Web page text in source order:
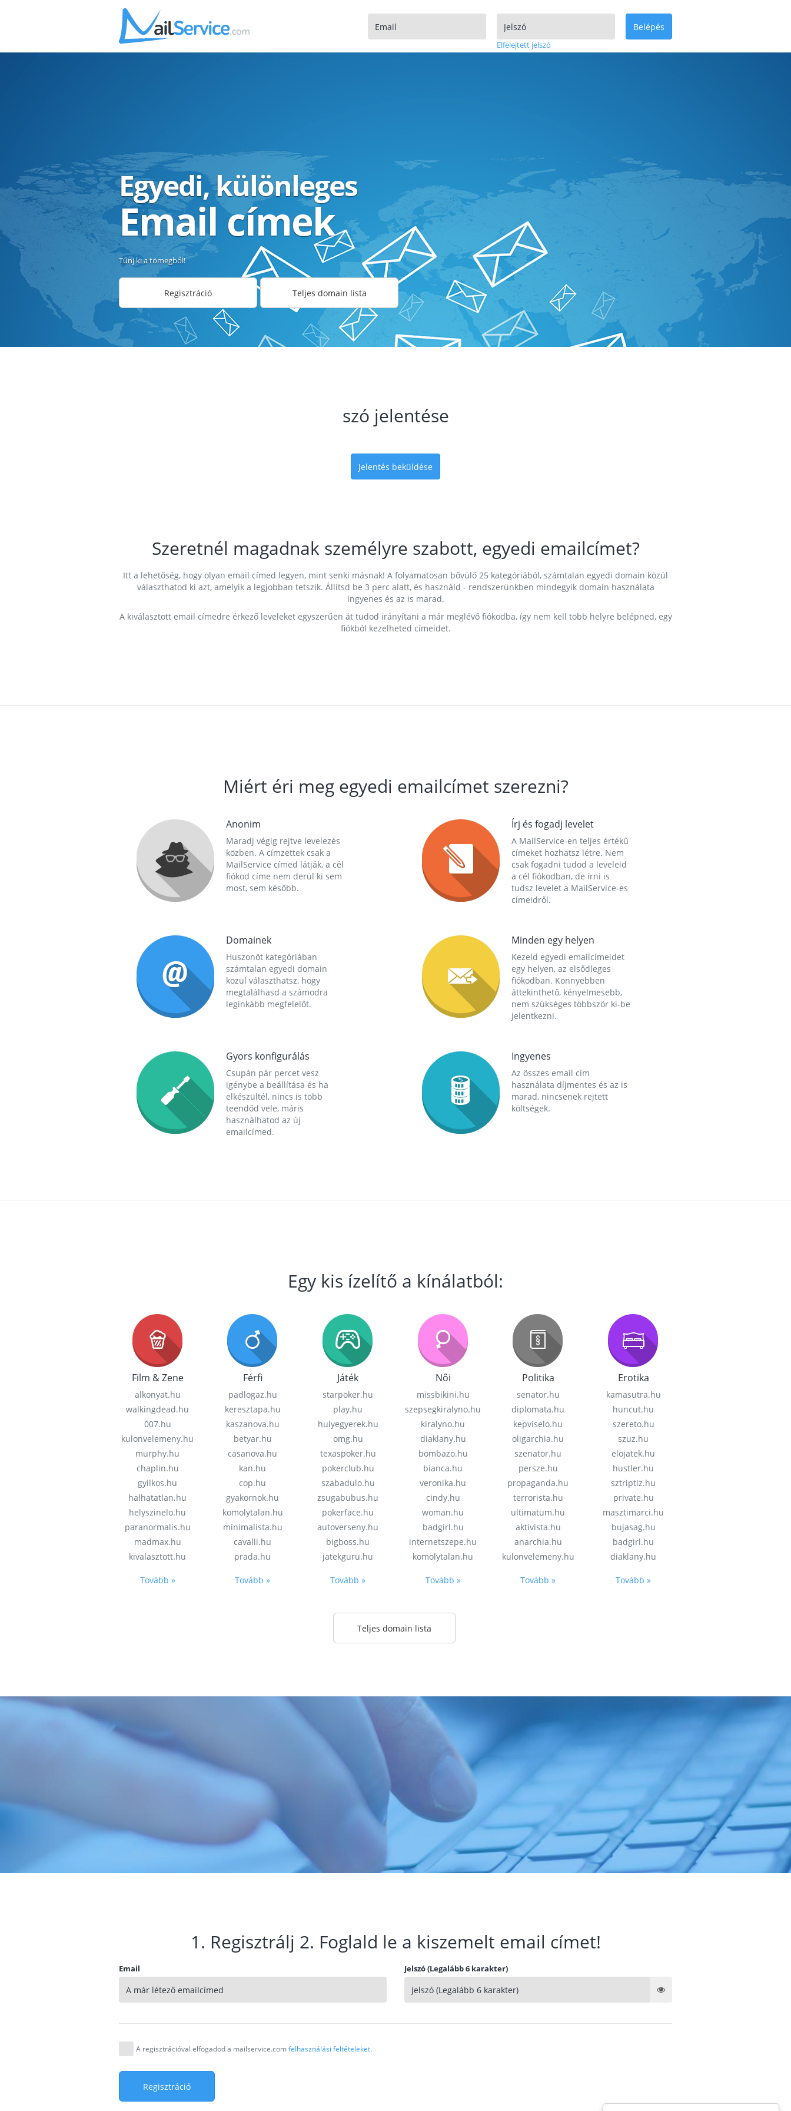
Elfelejtett jelszó
Belépés
Egyedi, különleges
Email címek
Tűnj ki a tömegből!
Regisztráció Teljes domain lista
szó jelentése
Jelentés beküldése
Szeretnél magadnak személyre szabott, egyedi emailcímet?
Itt a lehetőség, hogy olyan email címed legyen, mint senki másnak! A folyamatosan bővülő 25 kategóriából, számtalan egyedi domain közül
választhatod ki azt, amelyik a legjobban tetszik. Állítsd be 3 perc alatt, és használd - rendszerünkben mindegyik domain használata
ingyenes és az is marad.
A kiválasztott email címedre érkező leveleket egyszerűen át tudod irányítani a már meglévő fiókodba, így nem kell több helyre belépned, egy
fiókból kezelheted címeidet.
Miért éri meg egyedi emailcímet szerezni?
Anonim
Maradj végig rejtve levelezés
közben. A címzettek csak a
MailService címed látják, a cél
fiókod címe nem derül ki sem
most, sem később.
Írj és fogadj levelet
A MailService-en teljes értékű
címeket hozhatsz létre. Nem
csak fogadni tudod a leveleid
a cél fiókodban, de írni is
tudsz levelet a MailService-es
címeidről.
Domainek
Huszonöt kategóriában
számtalan egyedi domain
közül választhatsz, hogy
megtalálhasd a számodra
leginkább megfelelőt.
Minden egy helyen
Kezeld egyedi emailcímeidet
egy helyen, az elsődleges
fiókodban. Könnyebben
áttekinthető, kényelmesebb,
nem szükséges többször ki-be
jelentkezni.
Gyors konfigurálás
Csupán pár percet vesz
igénybe a beállítása és ha
elkészültél, nincs is több
teendőd vele, máris
használhatod az új
emailcímed.
Ingyenes
Az összes email cím
használata díjmentes és az is
marad, nincsenek rejtett
költségek.
Egy kis ízelítő a kínálatból:
Film & Zene
alkonyat.hu
walkingdead.hu
007.hu
kulonvelemeny.hu
murphy.hu
chaplin.hu
gyilkos.hu
halhatatlan.hu
helyszinelo.hu
paranormalis.hu
madmax.hu
kivalasztott.hu
Tovább »
Férfi
padlogaz.hu
keresztapa.hu
kaszanova.hu
betyar.hu
casanova.hu
kan.hu
cop.hu
gyakornok.hu
komolytalan.hu
minimalista.hu
cavalli.hu
prada.hu
Tovább »
Játék
starpoker.hu
play.hu
hulyegyerek.hu
omg.hu
texaspoker.hu
pokerclub.hu
szabadulo.hu
zsugabubus.hu
pokerface.hu
autoverseny.hu
bigboss.hu
jatekguru.hu
Tovább »
Női
missbikini.hu
szepsegkiralyno.hu
kiralyno.hu
diaklany.hu
bombazo.hu
bianca.hu
veronika.hu
cindy.hu
woman.hu
badgirl.hu
internetszepe.hu
komolytalan.hu
Tovább »
Politika
senator.hu
diplomata.hu
kepviselo.hu
oligarchia.hu
szenator.hu
persze.hu
propaganda.hu
terrorista.hu
ultimatum.hu
aktivista.hu
anarchia.hu
kulonvelemeny.hu
Tovább »
Erotika
kamasutra.hu
huncut.hu
szereto.hu
szuz.hu
elojatek.hu
hustler.hu
sztriptiz.hu
private.hu
masztimarci.hu
bujasag.hu
badgirl.hu
diaklany.hu
Tovább »
Teljes domain lista
1. Regisztrálj 2. Foglald le a kiszemelt email címet!
Email Jelszó (Legalább 6 karakter)
A regisztrációval elfogadod a mailservice.comfelhasználási feltételeket.
Regisztráció